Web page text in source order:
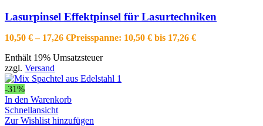
Lasurpinsel Effektpinsel für Lasurtechniken
10,50 € – 17,26 €Preisspanne: 10,50 € bis 17,26 €
Enthält 19% Umsatzsteuer
zzgl. Versand
-31%
In den Warenkorb
Schnellansicht
Zur Wishlist hinzufügen